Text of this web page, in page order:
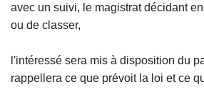
avec un suivi, le magistrat décidant
ou de classer,
l'intéressé sera mis à disposition du
rappellera ce que prévoit la loi et ce